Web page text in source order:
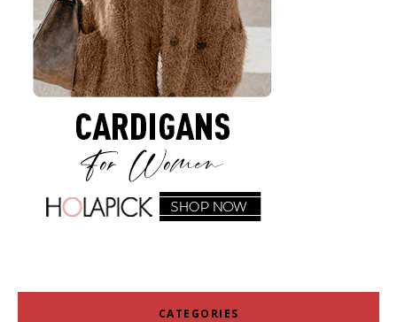
CATEGORIES